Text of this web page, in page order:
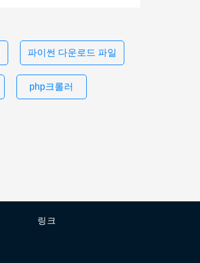
파이썬 다운로드 파일
php크롤러
링크